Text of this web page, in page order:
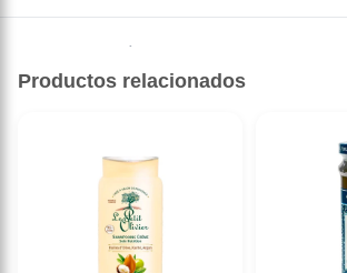
Sin descripción disponible.
Productos relacionados